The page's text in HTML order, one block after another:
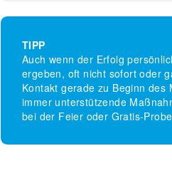
TIPP
Auch wenn der Erfolg
ergeben, oft nicht sofort oder
Kontakt gerade zu Beginn
immer unterstützende
bei der Feier oder Gratis-